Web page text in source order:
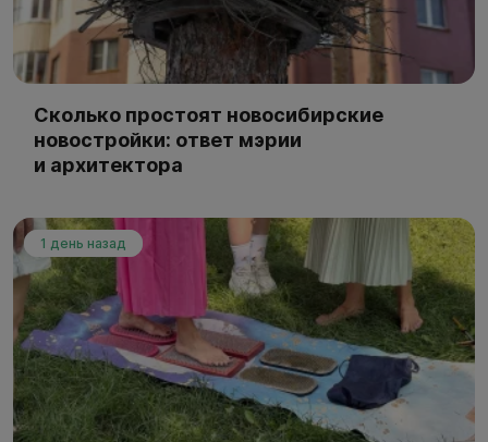
Сколько простоят новосибирские
новостройки: ответ мэрии
и архитектора
1 день назад